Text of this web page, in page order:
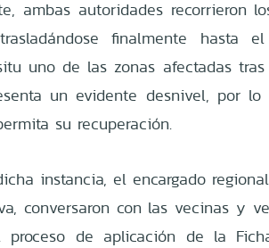
ambas autoridades recorrieron
finalmente hasta
uno de las zonas afectadas
un evidente desnivel, por
su recuperación.
instancia, el encargado
conversaron con las vecinas y
de aplicación de la